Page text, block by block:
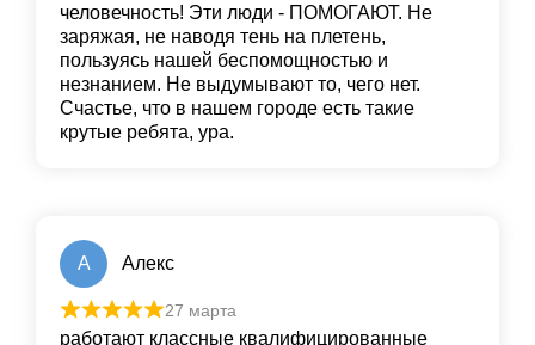
человечность! Эти люди - ПОМОГАЮТ. Не
заряжая, не наводя тень на плетень,
пользуясь нашей беспомощностью и
незнанием. Не выдумывают то, чего нет.
Счастье, что в нашем городе есть такие
крутые ребята, ура.
А Алекс
27 марта
работают классные квалифицированные